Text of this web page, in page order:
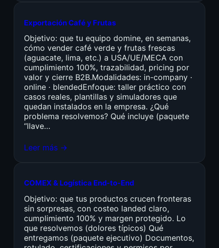
Exportación Café y Frutas
Objetivo: que tu equipo domine, en semanas,
cómo vender café verde y frutas frescas
(aguacate, lima, etc.) a USA/UE/MECA con
cumplimiento 100%, trazabilidad, pricing por
valor y cierre B2B.Modalidades: in-company ·
online · blendedEnfoque: taller práctico con
casos reales, plantillas y simuladores que
quedan instalados en la empresa. ¿Qué
problema resolvemos? Qué incluye (paquete
“llave…
Leer más →
COMEX & Logística End-to-End
Objetivo: que tus productos crucen fronteras
sin sorpresas, con costeo landed claro,
cumplimiento 100% y margen protegido. Lo
que resolvemos (dolores típicos) Qué
entregamos (paquete ejecutivo) Documentos,